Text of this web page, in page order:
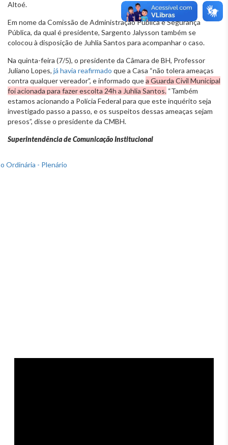
Altoé.
Em nome da Comissão de Administração Pública e Segurança
Pública, da qual é presidente, Sargento Jalysson também se
colocou à disposição de Juhlia Santos para acompanhar o caso.
Na quinta-feira (7/5), o presidente da Câmara de BH, Professor
Juliano Lopes, já havia reafirmado que a Casa “não tolera ameaças
contra qualquer vereador”, e informado quea Guarda Civil Municipal
foi acionada para fazer escolta 24h a Juhlia Santos. “Também
estamos acionando a Polícia Federal para que este inquérito seja
investigado passo a passo, e os suspeitos dessas ameaças sejam
presos”, disse o presidente da CMBH.
Superintendência de Comunicação Institucional